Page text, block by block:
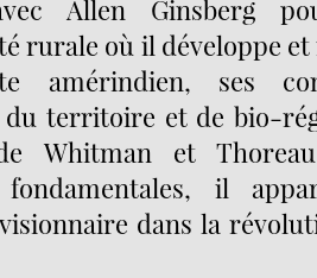
Allen Ginsberg
rurale où il développe
amérindien, ses
territoire et de bio-
Whitman et
fondamentales, il
dans la